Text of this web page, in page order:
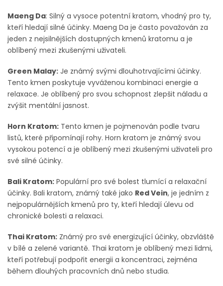
Maeng Da: Silný a vysoce potentní kratom, vhodný pro ty,
kteří hledají silné účinky. Maeng Da je často považován za
jeden z nejsilnějších dostupných kmenů kratomu a je
oblíbený mezi zkušenými uživateli.
Green Malay: Je známý svými dlouhotrvajícími účinky.
Tento kmen poskytuje vyváženou kombinaci energie a
relaxace. Je oblíbený pro svou schopnost zlepšit náladu a
zvýšit mentální jasnost.
Horn Kratom: Tento kmen je pojmenován podle tvaru
listů, které připomínají rohy. Horn kratom je známý svou
vysokou potencí a je oblíbený mezi zkušenými uživateli pro
své silné účinky.
Bali Kratom: Populární pro své bolest tlumící a relaxační
účinky. Bali kratom, známý také jako Red Vein, je jedním z
nejpopulárnějších kmenů pro ty, kteří hledají úlevu od
chronické bolesti a relaxaci.
Thai Kratom: Známý pro své energizující účinky, obzvláště
v bílé a zelené variantě. Thai kratom je oblíbený mezi lidmi,
kteří potřebují podpořit energii a koncentraci, zejména
během dlouhých pracovních dnů nebo studia.